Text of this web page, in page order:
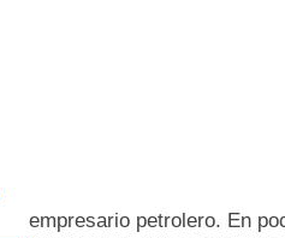
empresario petrolero. En